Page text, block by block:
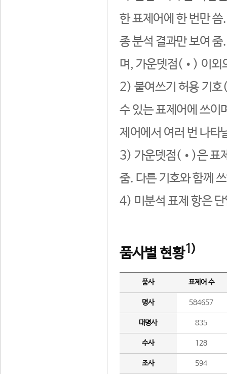
한 표제어에 한 번만
종 분석 결과만 보여
며, 가운뎃점(•) 이외
2) 붙여쓰기 허용 기호
수 있는 표제어에 쓰이
제어에서 여러 번 나타
3) 가운뎃점(•)은 표
줌. 다른 기호와 함께
4) 미분석 표제 항은
품사별 현황1)
품사 표제어 수
명사 584657
대명사 835
수사 128
조사 594